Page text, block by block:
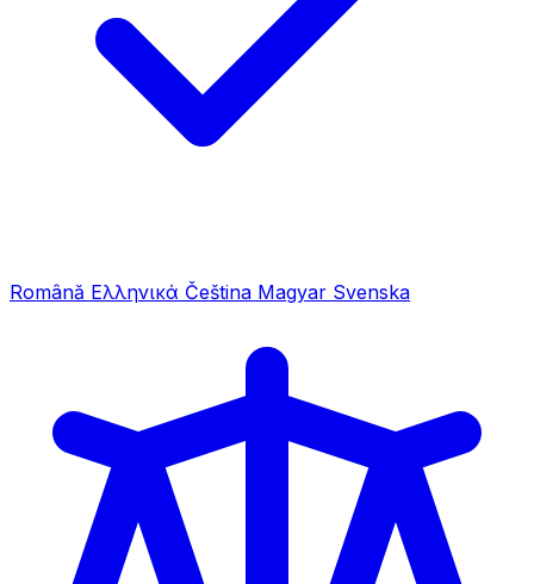
Română Ελληνικά Čeština Magyar Svenska